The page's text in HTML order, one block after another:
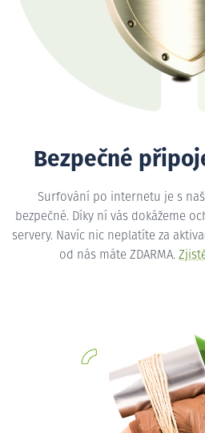
Bezpečné
Surfování po internetu je s
bezpečné. Díky ní vás dokážeme
servery. Navíc nic neplatíte za
od nás máte ZDARMA.